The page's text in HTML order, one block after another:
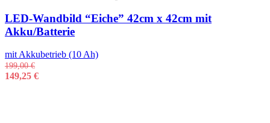
LED-Wandbild “Eiche” 42cm x 42cm mit
Akku/Batterie
mit Akkubetrieb (10 Ah)
199,00€
149,25 €